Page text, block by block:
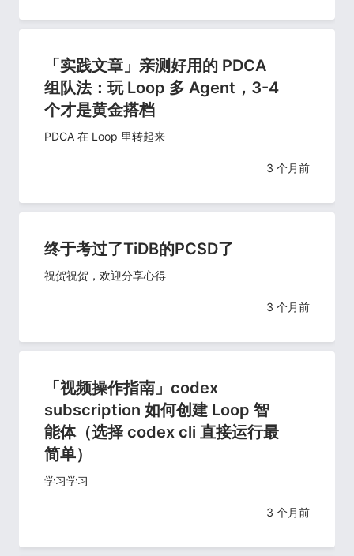
「实践文章」亲测好用的 PDCA
组队法：玩 Loop 多 Agent，3-4
个才是黄金搭档
PDCA 在 Loop 里转起来
3 个月前
终于考过了TiDB的PCSD了
祝贺祝贺，欢迎分享心得
3 个月前
「视频操作指南」codex
subscription 如何创建 Loop 智
能体（选择 codex cli 直接运行最
简单）
学习学习
3 个月前